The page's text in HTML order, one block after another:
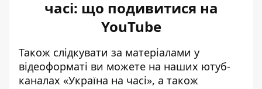
часі: що подивитися на
YouTube
Також слідкувати за матеріалами у
відеоформаті ви можете на наших ютуб-
каналах «Україна на часі», а також